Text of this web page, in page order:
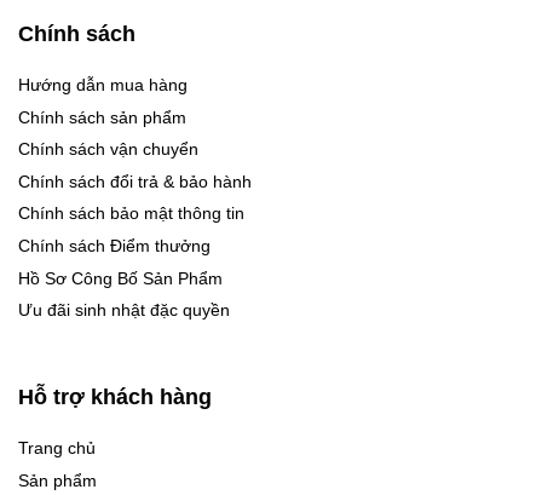
Chính sách
Hướng dẫn mua hàng
Chính sách sản phẩm
Chính sách vận chuyển
Chính sách đổi trả & bảo hành
Chính sách bảo mật thông tin
Chính sách Điểm thưởng
Hồ Sơ Công Bố Sản Phẩm
Ưu đãi sinh nhật đặc quyền
Hỗ trợ khách hàng
Trang chủ
Sản phẩm